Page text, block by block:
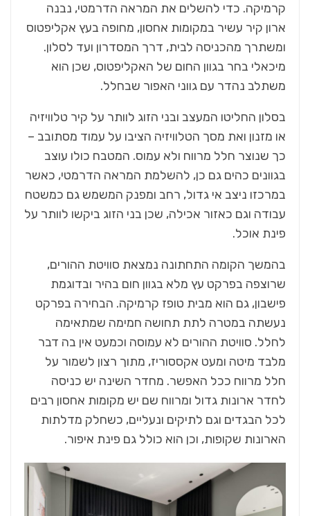
קרמיקה. כדי להשלים את המראה הדרמטי, נבנה
ארון קיר עשיר במקומות אחסון, מחופה בעץ אקליפטוס
ומשתרך מהכניסה לבית, דרך המסדרון ועד לסלון.
מיכאלי בחר בגוון החום של האקליפטוס, שכן הוא
משתלב נהדר עם גווני האפור שבחלל.
בסלון החליטו המעצב ובני הזוג לוותר על קיר טלוויזיה
או מזנון ואת מסך הטלוויזיה הציבו על עמוד מסתובב –
כך שנוצר חלל מרווח ולא עמוס. המטבח כולו עוצב
בגוונים כהים גם כן, להשלמת המראה הדרמטי, כאשר
במרכזו ניצב אי גדול, רחב ומפנק המשמש גם כמשטח
עבודה וגם כאזור אכילה, שכן בני הזוג ביקשו לוותר על
פינת אוכל.
בהמשך הקומה התחתונה נמצאת סוויטת ההורים,
שרוצפה בפרקט עץ מלא בגוון חום בהיר ובדוגמת
פישבון, גם הוא מבית טופז קרמיקה. הבחירה בפרקט
נעשתה במטרה לתת תחושה חמימה שמתאימה
לחלל. סוויטת ההורים לא עמוסה וכמעט אין בה דבר
מלבד מיטה ומעט אקססוריז, מתוך רצון לשמור על
חלל מרווח ככל האפשר. מחדר השינה יש כניסה
לחדר ארונות גדול ומרווח שם יש מקומות אחסון רבים
לכל הבגדים וגם לתיקים ונעליים, כשחלק מדלתות
הארונות שקופות, וכן הוא כולל גם פינת איפור.